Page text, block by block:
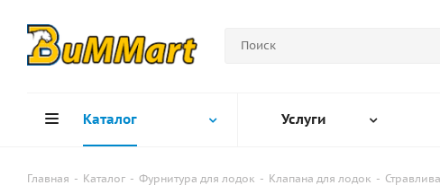
Каталог Услуги
Главная - Каталог - Фурнитура для лодок - Клапана для лодок -